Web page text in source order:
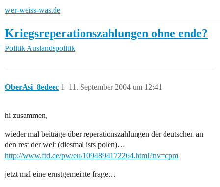
wer-weiss-was.de
Kriegsreperationszahlungen ohne ende?
Politik Auslandspolitik
OberAsi_8edeec 11. September 2004 um 12:41
1
hi zusammen,
wieder mal beiträge über reperationszahlungen der deutschen an
den rest der welt (diesmal ists polen)…
http://www.ftd.de/pw/eu/1094894172264.html?nv=cpm
jetzt mal eine ernstgemeinte frage…